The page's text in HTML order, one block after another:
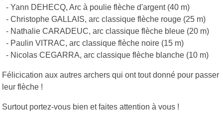
- Yann DEHECQ, Arc à poulie flèche d'argent (40 m)
- Christophe GALLAIS, arc classique flèche rouge (25 m)
- Nathalie CARADEUC, arc classique flèche bleue (20 m)
- Paulin VITRAC, arc classique flèche noire (15 m)
- Nicolas CEGARRA, arc classique flèche blanche (10 m)
Félicication aux autres archers qui ont tout donné pour passer
leur flèche !
Surtout portez-vous bien et faites attention à vous !